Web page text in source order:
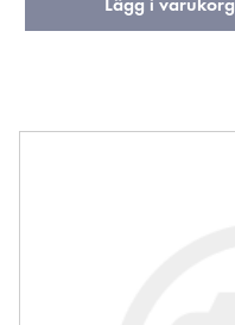
Lägg i varukorg